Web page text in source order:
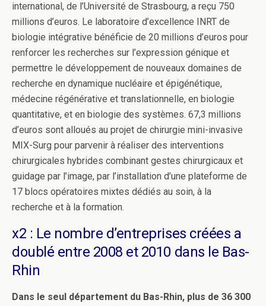
international, de l’Université de Strasbourg, a reçu 750
millions d’euros. Le laboratoire d’excellence INRT de
biologie intégrative bénéficie de 20 millions d’euros pour
renforcer les recherches sur l’expression génique et
permettre le développement de nouveaux domaines de
recherche en dynamique nucléaire et épigénétique,
médecine régénérative et translationnelle, en biologie
quantitative, et en biologie des systèmes. 67,3 millions
d’euros sont alloués au projet de chirurgie mini-invasive
MIX-Surg pour parvenir à réaliser des interventions
chirurgicales hybrides combinant gestes chirurgicaux et
guidage par l’image, par l’installation d’une plateforme de
17 blocs opératoires mixtes dédiés au soin, à la
recherche et à la formation.
x2 : Le nombre d’entreprises créées a
doublé entre 2008 et 2010 dans le Bas-
Rhin
Dans le seul département du Bas-Rhin, plus de 36 300